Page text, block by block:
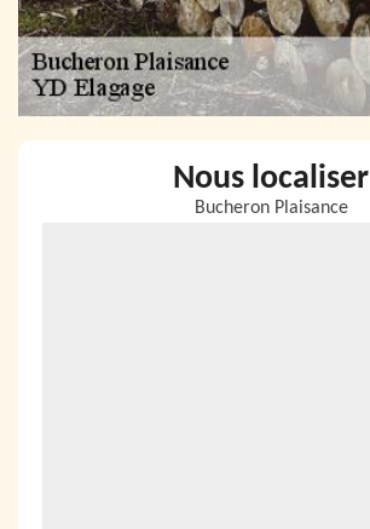
Nous localiser
Bucheron Plaisance